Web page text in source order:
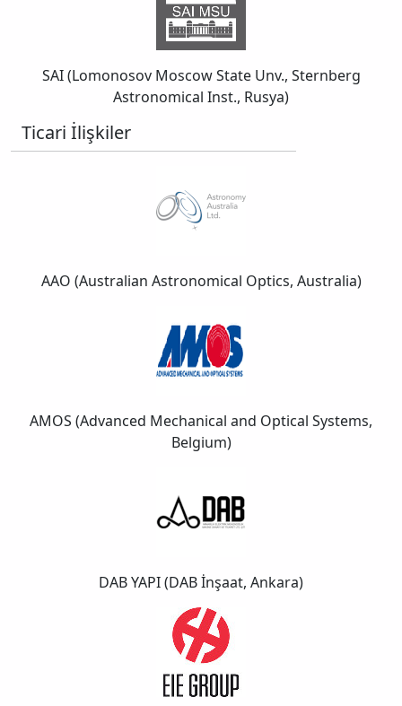
SAI (Lomonosov Moscow State Unv., Sternberg
Astronomical Inst., Rusya)
Ticari İlişkiler
AAO (Australian Astronomical Optics, Australia)
AMOS (Advanced Mechanical and Optical Systems,
Belgium)
DAB YAPI (DAB İnşaat, Ankara)